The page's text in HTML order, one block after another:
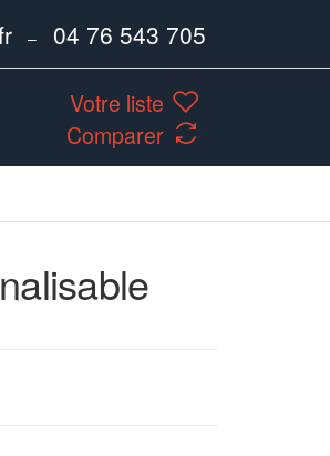
– 04 76 543 705
Votre liste
Comparer